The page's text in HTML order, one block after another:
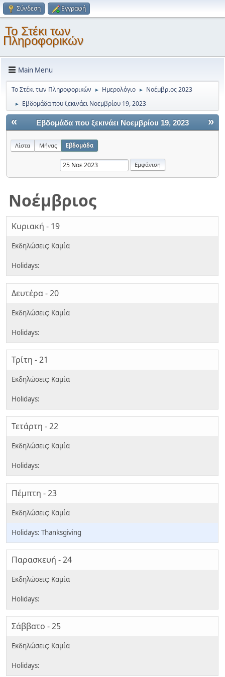
Σύνδεση Εγγραφή
Το Στέκι των
Πληροφορικών
Main Menu
Το Στέκι των Πληροφορικών ► Ημερολόγιο ► Νοέμβριος 2023
► Εβδομάδα που ξεκινάει Νοεμβρίου 19, 2023
« »
Εβδομάδα που ξεκινάει Νοεμβρίου 19, 2023
Λίστα Μήνας Εβδομάδα
Νοέμβριος
Κυριακή - 19
Δευτέρα - 20
Τρίτη - 21
Τετάρτη - 22
Πέμπτη - 23
Thanksgiving
Παρασκευή - 24
Σάββατο - 25